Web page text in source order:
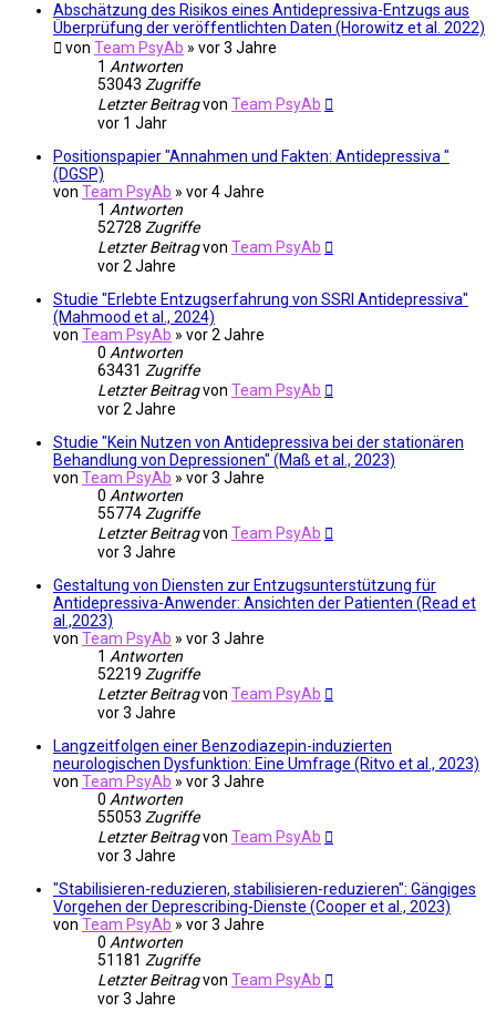
Abschätzung des Risikos eines Antidepressiva-Entzugs aus
Überprüfung der veröffentlichten Daten (Horowitz et al. 2022)
von Team PsyAb » vor 3 Jahre
1 Antworten
53043 Zugriffe
Letzter Beitragvon Team PsyAb
vor 1 Jahr
Positionspapier "Annahmen und Fakten: Antidepressiva "
(DGSP)
von Team PsyAb » vor 4 Jahre
1 Antworten
52728 Zugriffe
Letzter Beitragvon Team PsyAb
vor 2 Jahre
Studie "Erlebte Entzugserfahrung von SSRI Antidepressiva"
(Mahmood et al., 2024)
von Team PsyAb » vor 2 Jahre
0 Antworten
63431 Zugriffe
Letzter Beitragvon Team PsyAb
vor 2 Jahre
Studie "Kein Nutzen von Antidepressiva bei der stationären
Behandlung von Depressionen" (Maß et al., 2023)
von Team PsyAb » vor 3 Jahre
0 Antworten
55774 Zugriffe
Letzter Beitragvon Team PsyAb
vor 3 Jahre
Gestaltung von Diensten zur Entzugsunterstützung für
Antidepressiva-Anwender: Ansichten der Patienten (Read et
al.,2023)
von Team PsyAb » vor 3 Jahre
1 Antworten
52219 Zugriffe
Letzter Beitragvon Team PsyAb
vor 3 Jahre
Langzeitfolgen einer Benzodiazepin-induzierten
neurologischen Dysfunktion: Eine Umfrage (Ritvo et al., 2023)
von Team PsyAb » vor 3 Jahre
0 Antworten
55053 Zugriffe
Letzter Beitragvon Team PsyAb
vor 3 Jahre
"Stabilisieren-reduzieren, stabilisieren-reduzieren": Gängiges
Vorgehen der Deprescribing-Dienste (Cooper et al., 2023)
von Team PsyAb » vor 3 Jahre
0 Antworten
51181 Zugriffe
Letzter Beitragvon Team PsyAb
vor 3 Jahre